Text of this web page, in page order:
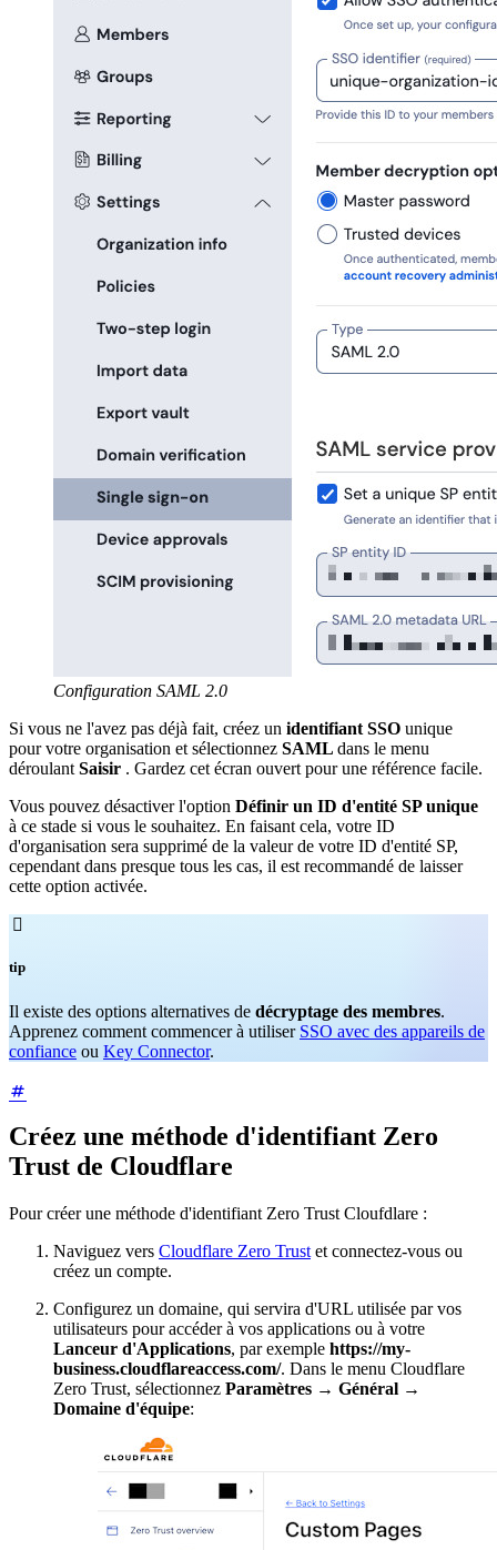
Configuration SAML 2.0
Si vous ne l'avez pas déjà fait, créez un identifiant SSO unique
pour votre organisation et sélectionnez SAML dans le menu
déroulant Saisir . Gardez cet écran ouvert pour une référence facile.
Vous pouvez désactiver l'option Définir un ID d'entité SP unique
à ce stade si vous le souhaitez. En faisant cela, votre ID
d'organisation sera supprimé de la valeur de votre ID d'entité SP,
cependant dans presque tous les cas, il est recommandé de laisser
cette option activée.

tip
Il existe des options alternatives de décryptage des membres.
Apprenez comment commencer à utiliser SSO avec des appareils de
confiance ou Key Connector.
Créez une méthode d'identifiant Zero
Trust de Cloudflare
Pour créer une méthode d'identifiant Zero Trust Cloufdlare :
Naviguez vers Cloudflare Zero Trust et connectez-vous ou
créez un compte.
Configurez un domaine, qui servira d'URL utilisée par vos
utilisateurs pour accéder à vos applications ou à votre
Lanceur d'Applications, par exemple https://my-
business.cloudflareaccess.com/. Dans le menu Cloudflare
Zero Trust, sélectionnez Paramètres → Général →
Domaine d'équipe: